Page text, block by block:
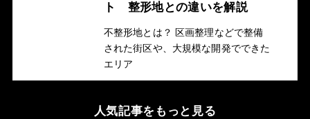
ト 整形地との違いを解説
不整形地とは？ 区画整理などで整備
された街区や、大規模な開発でできた
エリア
人気記事をもっと見る